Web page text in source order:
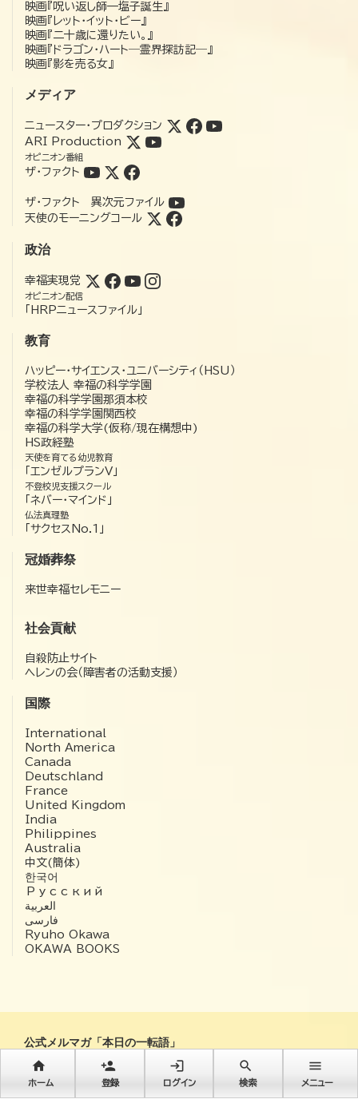
映画『呪い返し師—塩子誕生』
映画『レット・イット・ビー』
映画『二十歳に還りたい。』
映画『ドラゴン・ハート―霊界探訪記―』
映画『影を売る女』
メディア
ニュースター・プロダクション
ARI Production
オピニオン番組
ザ・ファクト
ザ・ファクト 異次元ファイル
天使のモーニングコール
政治
幸福実現党
オピニオン配信
「HRPニュースファイル」
教育
ハッピー・サイエンス・ユニバーシティ（HSU）
学校法人 幸福の科学学園
幸福の科学学園那須本校
幸福の科学学園関西校
幸福の科学大学(仮称/現在構想中)
HS政経塾
天使を育てる幼児教育
「エンゼルプランV」
不登校児支援スクール
「ネバー・マインド」
仏法真理塾
「サクセスNo.1」
冠婚葬祭
来世幸福セレモニー
社会貢献
自殺防止サイト
ヘレンの会（障害者の活動支援）
国際
International
North America
Canada
Deutschland
France
United Kingdom
India
Philippines
Australia
中文(簡体)
한국어
Русский
العربية‏
فارسی
Ryuho Okawa
OKAWA BOOKS
公式メルマガ「本日の一転語」
毎朝8時に大川隆法総裁ご著書より抜粋メッセージが届きます！
登録
home
ホーム
person_add
登録
login
ログイン
search
検索
menu
メニュー